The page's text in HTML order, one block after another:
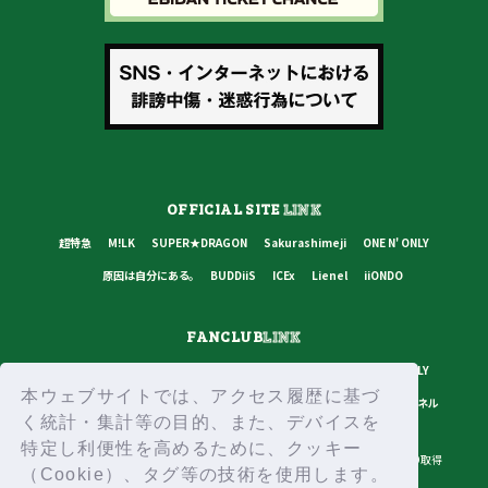
本ウェブサイトでは、アクセス履歴に基づ
く統計・集計等の目的、また、デバイスを
特定し利便性を高めるために、クッキー
（Cookie）、タグ等の技術を使用します。
OFFICIAL SITELINK
超特急 M!LK SUPER★DRAGON Sakurashimeji
ONE N' ONLY
原因は自分にある。
BUDDiiS ICEx Lienel iiONDO
FANCLUBLINK
ONE N' ONLY
原因は自分にある。
BUDDiiS ICEx Lienel スターダストチャンネル
プライバシーポリシー ご利用規約 推奨環境 ヘルプ・お問い合わせ
ID取得